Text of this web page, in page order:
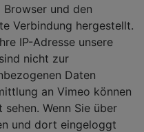
und den
Verbindung hergestellt.
IP-Adresse unsere
nicht zur
Daten
an Vimeo können
Wenn Sie über
und dort eingeloggt